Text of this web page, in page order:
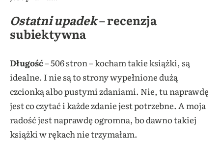
Ostatni upadek– recenzja
subiektywna
Długość– 506 stron – kocham takie książki, są
idealne. I nie są to strony wypełnione dużą
czcionką albo pustymi zdaniami. Nie, tu naprawdę
jest co czytać i każde zdanie jest potrzebne. A moja
radość jest naprawdę ogromna, bo dawno takiej
książki w rękach nie trzymałam.